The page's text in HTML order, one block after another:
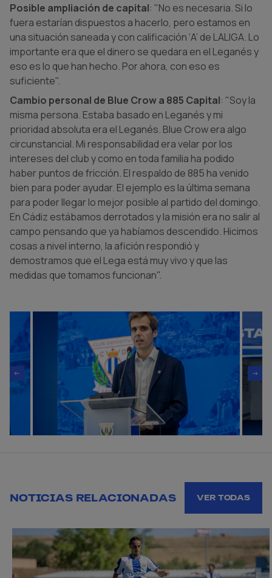
Posible ampliación de capital: "No es necesaria. Si lo
fuera estarían dispuestos a hacerlo, pero estamos en
una situación saneada y con calificación ‘A’ de LALIGA. Lo
importante era que el dinero se quedara en el Leganés y
eso es lo que han hecho. Por ahora, con eso es
suficiente".
Cambio personal de Blue Crow a 885 Capital: "Soy la
misma persona. Estaba basado en Leganés y mi
prioridad absoluta era el Leganés. Blue Crow era algo
circunstancial. Mi responsabilidad era velar por los
intereses del club y como en toda familia ha podido
haber puntos de fricción. El respaldo de 885 ha venido
bien para poder ayudar. El ejemplo es la última semana
para poder llegar lo mejor posible al partido del domingo.
En Cádiz estábamos derrotados y la misión era no salir al
campo pensando que ya habíamos descendido. Hicimos
cosas a nivel interno, la afición respondió y
demostramos que el Lega está muy vivo y que las
medidas que tomamos funcionan".
NOTICIAS RELACIONADAS VER TODAS